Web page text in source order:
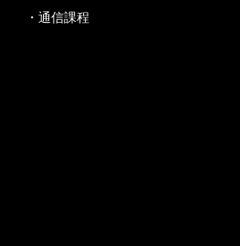
・通信課程